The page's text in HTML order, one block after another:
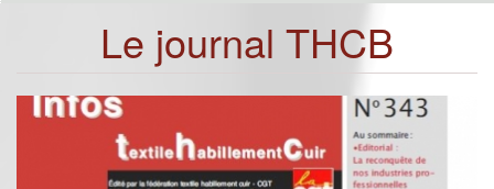
Le journal THCB